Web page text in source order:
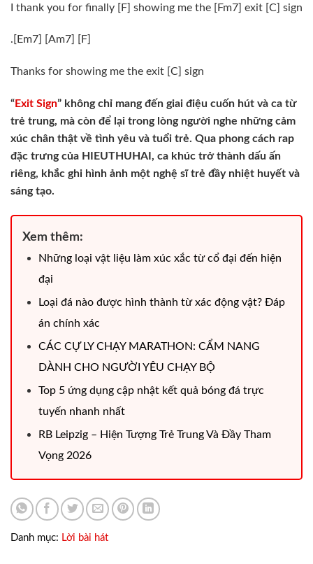
I thank you for finally [F] showing me the [Fm7] exit [C] sign
.[Em7] [Am7] [F]
Thanks for showing me the exit [C] sign
“Exit Sign” không chỉ mang đến giai điệu cuốn hút và ca từ
trẻ trung, mà còn để lại trong lòng người nghe những cảm
xúc chân thật về tình yêu và tuổi trẻ. Qua phong cách rap
đặc trưng của HIEUTHUHAI, ca khúc trở thành dấu ấn
riêng, khắc ghi hình ảnh một nghệ sĩ trẻ đầy nhiệt huyết và
sáng tạo.
Xem thêm:
Những loại vật liệu làm xúc xắc từ cổ đại đến hiện
đại
Loại đá nào được hình thành từ xác động vật? Đáp
án chính xác
CÁC CỰ LY CHẠY MARATHON: CẨM NANG
DÀNH CHO NGƯỜI YÊU CHẠY BỘ
Top 5 ứng dụng cập nhật kết quả bóng đá trực
tuyến nhanh nhất
RB Leipzig – Hiện Tượng Trẻ Trung Và Đầy Tham
Vọng 2026
Danh mục: Lời bài hát